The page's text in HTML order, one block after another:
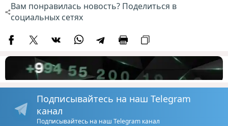
Вам понравилась новость? Поделиться в
социальных сетях
Подписывайтесь на наш Telegram
канал
Подписывайтесь на наш Telegram канал